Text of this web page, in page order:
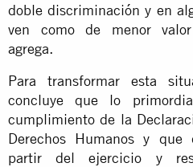
doble discriminación y en
ven como de menor
agrega.
Para transformar esta
concluye que lo
cumplimiento de la
Derechos Humanos y
partir del ejercicio y